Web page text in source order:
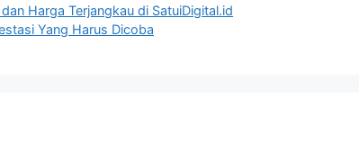
Harga Terjangkau di SatuiDigital.id
Yang Harus Dicoba